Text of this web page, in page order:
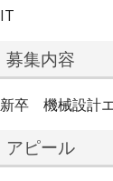
IT
募集内容
新卒 機械設計エ
アピール